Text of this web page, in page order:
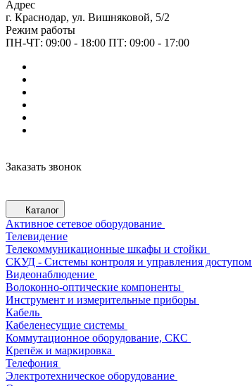
Адрес
г. Краснодар, ул. Вишняковой, 5/2
Режим работы
ПН-ЧТ: 09:00 - 18:00 ПТ: 09:00 - 17:00
Заказать звонок
Каталог
Активное сетевое оборудование
Телевидение
Телекоммуникационные шкафы и стойки
СКУД - Системы контроля и управления доступом
Видеонаблюдение
Волоконно-оптические компоненты
Инструмент и измерительные приборы
Кабель
Кабеленесущие системы
Коммутационное оборудование, СКС
Крепёж и маркировка
Телефония
Электротехническое оборудование